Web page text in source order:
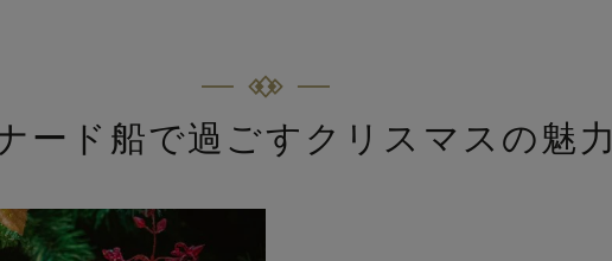
ード船で過ごすクリスマスの魅力